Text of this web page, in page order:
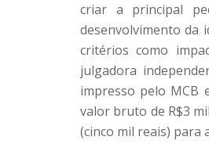
criar a principal
desenvolvimento da
critérios como
julgadora
impresso pelo MCB
valor bruto de R$3
(cinco mil reais) para